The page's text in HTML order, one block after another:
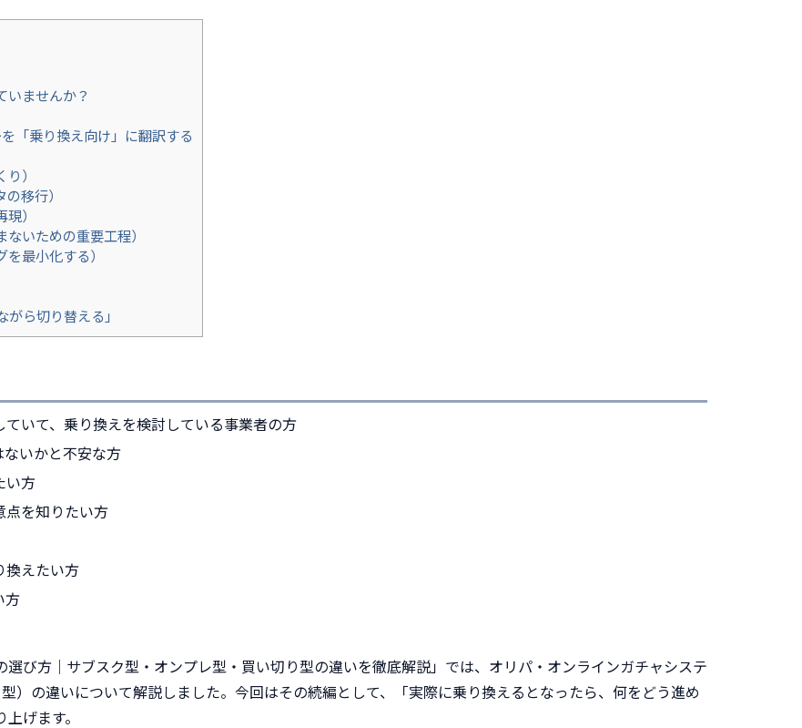
いませんか？
「乗り換え向け」に翻訳する
）
移行）
）
いための重要工程）
最小化する）
ら切り替える」
いて、乗り換えを検討している事業者の方
いかと不安な方
い方
点を知りたい方
換えたい方
方
び方｜サブスク型・オンプレ型・買い切り型の違いを徹底解説」では、オリパ・オンラインガチャシステ
）の違いについて解説しました。今回はその続編として、「実際に乗り換えるとなったら、何をどう進め
げます。